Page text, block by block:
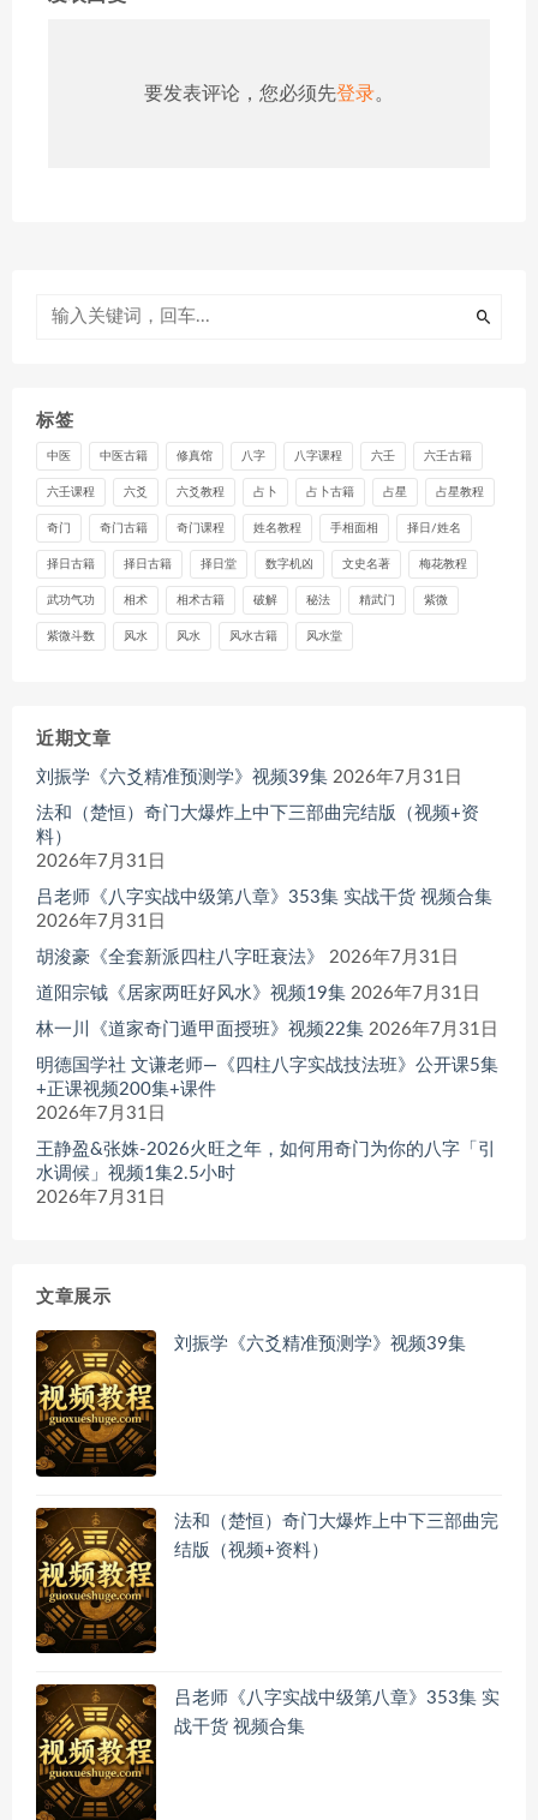
要发表评论，您必须先登录。
标签
中医 中医古籍 修真馆 八字 八字课程 六壬 六壬古籍
六壬课程 六爻 六爻教程 占卜 占卜古籍 占星 占星教程
奇门 奇门古籍 奇门课程 姓名教程 手相面相 择日/姓名
择日古籍 择日古籍 择日堂 数字机凶 文史名著 梅花教程
武功气功 相术 相术古籍 破解 秘法 精武门 紫微
紫微斗数 风水 风水 风水古籍 风水堂
近期文章
刘振学《六爻精准预测学》视频39集 2026年7月31日
法和（楚恒）奇门大爆炸上中下三部曲完结版（视频+资
料）
2026年7月31日
吕老师《八字实战中级第八章》353集 实战干货 视频合集
2026年7月31日
胡浚豪《全套新派四柱八字旺衰法》
2026年7月31日
道阳宗钺《居家两旺好风水》视频19集 2026年7月31日
林一川《道家奇门遁甲面授班》视频22集 2026年7月31日
明德国学社 文谦老师—《四柱八字实战技法班》公开课5集
+正课视频200集+课件
2026年7月31日
王静盈&张姝-2026火旺之年，如何用奇门为你的八字「引
水调候」视频1集2.5小时
2026年7月31日
文章展示
刘振学《六爻精准预测学》视频39集
法和（楚恒）奇门大爆炸上中下三部曲完
结版（视频+资料）
吕老师《八字实战中级第八章》353集 实
战干货 视频合集